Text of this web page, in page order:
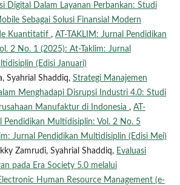
Digital Dalam Layanan Perbankan: Studi
Sebagai Solusi Finansial Modern
Kuantitatif , AT-TAKLIM: Jurnal Pendidikan
2 No. 1 (2025): At-Taklim: Jurnal
(Edisi Januari)
Syahrial Shaddiq, Strategi Manajemen
Menghadapi Disrupsi Industri 4.0: Studi
Manufaktur di Indonesia , AT-
Pendidikan Multidisiplin: Vol. 2 No. 5
Jurnal Pendidikan Multidisiplin (Edisi Mei)
Zamrudi, Syahrial Shaddiq, Evaluasi
pada Era Society 5.0 melalui
Human Resource Management (e-